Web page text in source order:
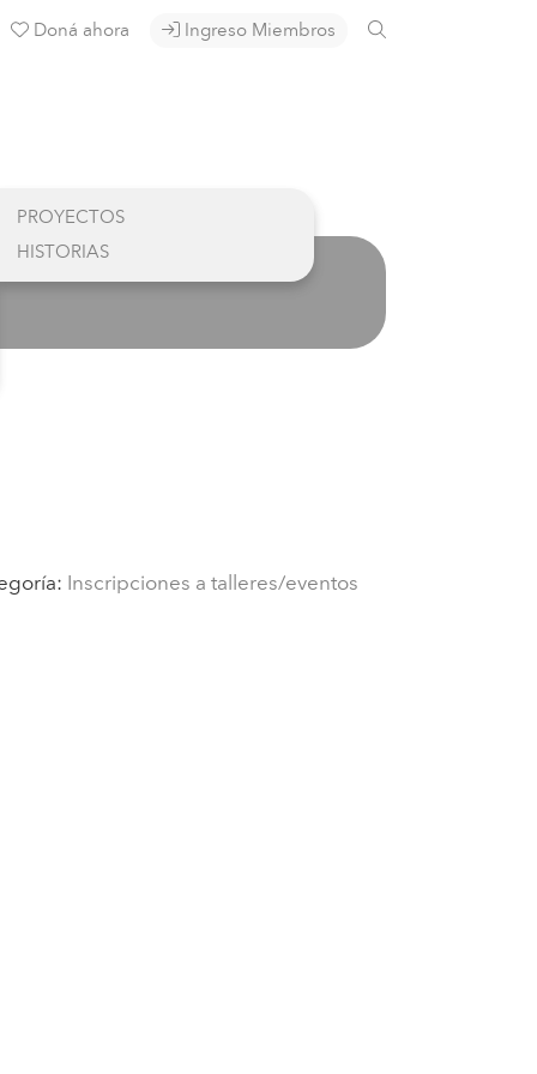
Doná ahora Ingreso Miembros
PROYECTOS
HISTORIAS
Inscripciones a talleres/eventos